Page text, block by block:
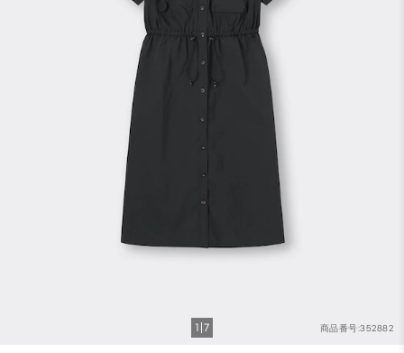
商品番号:352882
1 7